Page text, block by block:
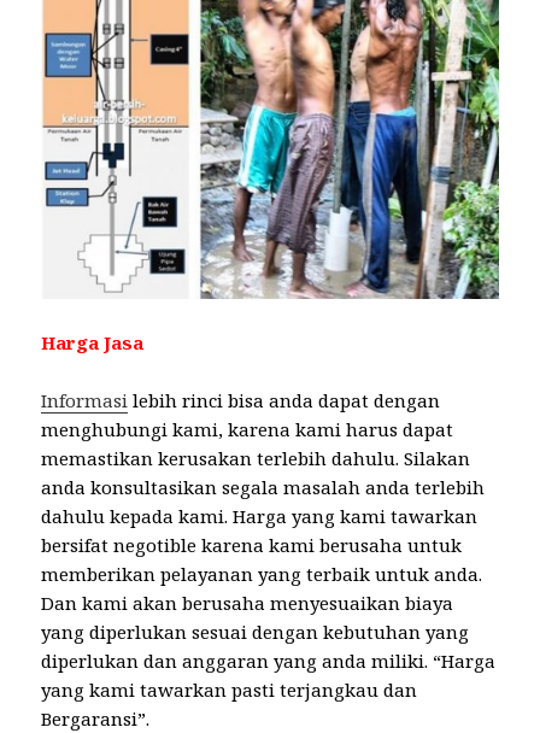
Harga Jasa
Informasi lebih rinci bisa anda dapat dengan
menghubungi kami, karena kami harus dapat
memastikan kerusakan terlebih dahulu. Silakan
anda konsultasikan segala masalah anda terlebih
dahulu kepada kami. Harga yang kami tawarkan
bersifat negotible karena kami berusaha untuk
memberikan pelayanan yang terbaik untuk anda.
Dan kami akan berusaha menyesuaikan biaya
yang diperlukan sesuai dengan kebutuhan yang
diperlukan dan anggaran yang anda miliki. “Harga
yang kami tawarkan pasti terjangkau dan
Bergaransi”.